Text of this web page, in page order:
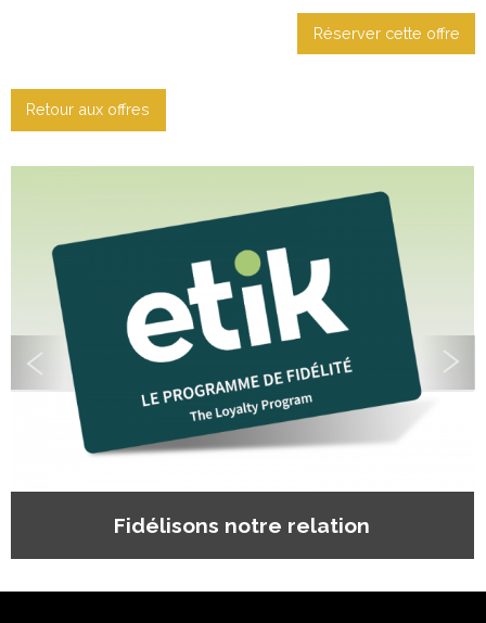
Réserver cette offre
Retour aux offres
Meilleurs tarifs et conditions en